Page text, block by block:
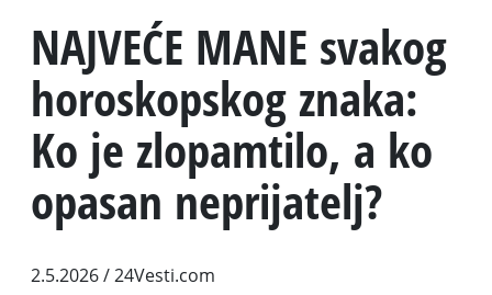
NAJVEĆE MANE svakog
horoskopskog znaka:
Ko je zlopamtilo, a ko
opasan neprijatelj?
2.5.2026/ 24Vesti.com